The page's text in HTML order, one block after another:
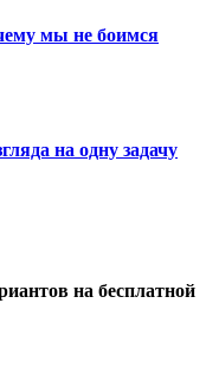
мы не боимся
на одну задачу
на бесплатной